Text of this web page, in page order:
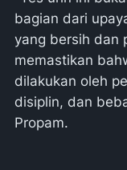
bagian dari
yang bersih dan
memastikan
dilakukan oleh
disiplin, dan
Propam.